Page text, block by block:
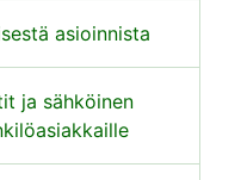
asioinnista
ja sähköinen